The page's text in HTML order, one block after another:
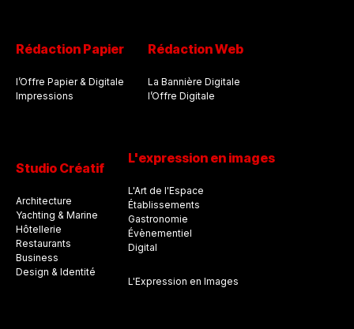
Rédaction Papier
l’Offre Papier & Digitale
Impressions
Rédaction Web
La Bannière Digitale
l’Offre Digitale
Studio Créatif
Architecture
Yachting & Marine
Hôtellerie
Restaurants
Business
Design & Identité
L'expression en images
L'Art de l'Espace
Établissements
Gastronomie
Évènementiel
Digital
L'Expression en Images